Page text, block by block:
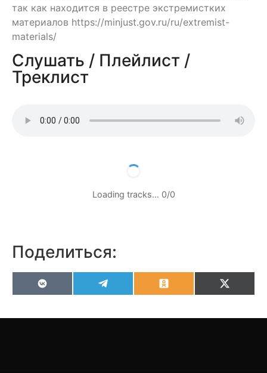
так как находится в реестре экстремистких
материалов https://minjust.gov.ru/ru/extremist-
materials/
Слушать / Плейлист /
Треклист
Loading tracks… 0/0
Поделиться:
VK OdnoklassnikiX